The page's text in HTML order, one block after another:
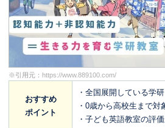
※引用元： https://www.889100.com/
おすすめ
ポイント
・全国展開している学
・0歳から高校生まで
・子ども英語教室の評